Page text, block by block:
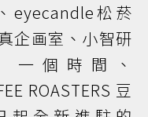
eyecandle松菸
企画室、小智研
一個時間、
ROASTERS 豆